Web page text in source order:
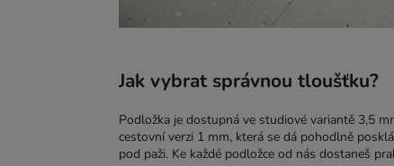
Jak vybrat správnou tloušťku?
Podložka je dostupná ve studiové variantě 3,5
cestovní verzi 1 mm, která se dá pohodlně
pod paži. Ke každé podložce od nás dostaneš